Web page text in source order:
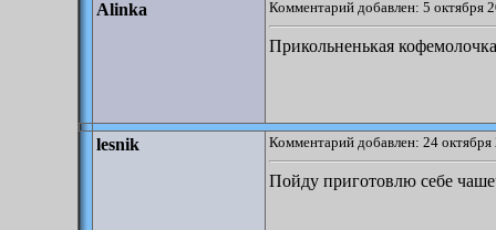
Alinka Комментарий добавлен: 5 октября
Прикольненькая кофемолочка
lesnik Комментарий добавлен: 24
Пойду приготовлю себе